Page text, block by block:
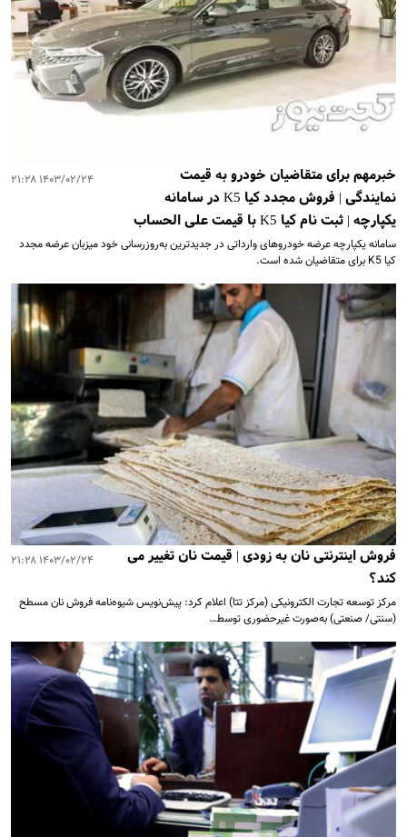
۱۴۰۳/۰۲/۲۴ ۲۱:۲۸
خبرمهم برای متقاضیان خودرو به قیمت
نمایندگی | فروش مجدد کیا K5 در سامانه
یکپارچه | ثبت نام کیا K5 با قیمت علی‌ الحساب
سامانه یکپارچه عرضه خودروهای وارداتی در جدیدترین به‌روزرسانی خود میزبان عرضه مجدد
کیا K5 برای متقاضیان شده است.
۱۴۰۳/۰۲/۲۴ ۲۱:۲۸
فروش اینترنتی نان به زودی | قیمت نان تغییر می
کند؟
مرکز توسعه تجارت الکترونیکی (مرکز تتا) اعلام کرد: پیش‌نویس شیوه‌نامه فروش نان مسطح
(سنتی/ صنعتی) به‌صورت غیرحضوری توسط…